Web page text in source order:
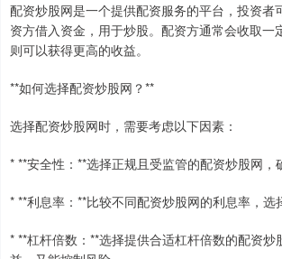
配资炒股网是一个提供配资服务的平台，投资者
资方借入资金，用于炒股。配资方通常会收取一
则可以获得更高的收益。
**如何选择配资炒股网？**
选择配资炒股网时，需要考虑以下因素：
* **安全性：**选择正规且受监管的配资炒股网，
* **利息率：**比较不同配资炒股网的利息率，选
* **杠杆倍数：**选择提供合适杠杆倍数的配资炒